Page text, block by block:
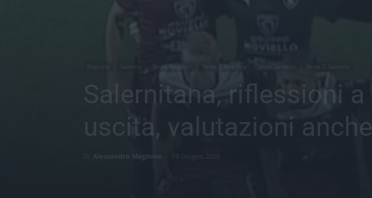
Sport Regione Serie C Regione Sport Salerno
Salernitana, riflessioni
uscita, valutazioni
Alessandro Maglione 19 Giugno 2026